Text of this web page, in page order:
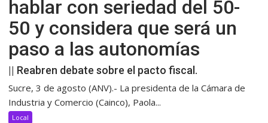
hablar con seriedad del 50-
50 y considera que será un
paso a las autonomías
|| Reabren debate sobre el pacto fiscal.
Sucre, 3 de agosto (ANV).- La presidenta de la Cámara de
Industria y Comercio (Cainco), Paola...
Local